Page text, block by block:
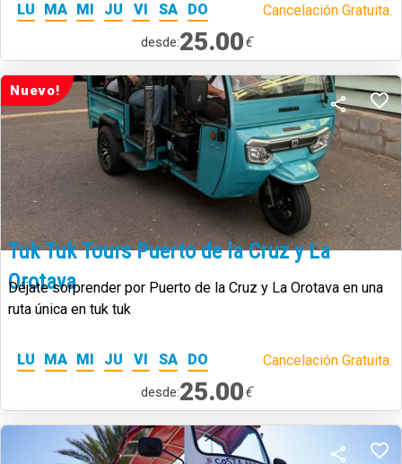
LU MA MI JU VI SA DO Cancelación Gratuita.
desde:25.00€
Nuevo!
Tuk Tuk Tours Puerto de la Cruz y La
Orotava
Déjate sorprender por Puerto de la Cruz y La Orotava en una
ruta única en tuk tuk
LU MA MI JU VI SA DO Cancelación Gratuita.
desde:25.00€